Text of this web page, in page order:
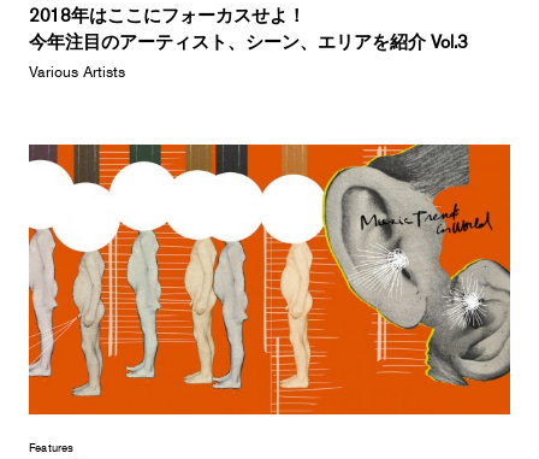
2018年はここにフォーカスせよ！
今年注目のアーティスト、シーン、エリアを紹介 Vol.3
Various Artists
Features